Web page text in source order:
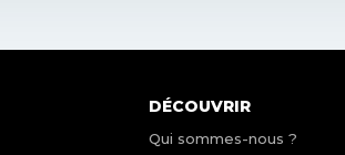
DÉCOUVRIR
Qui sommes-nous ?